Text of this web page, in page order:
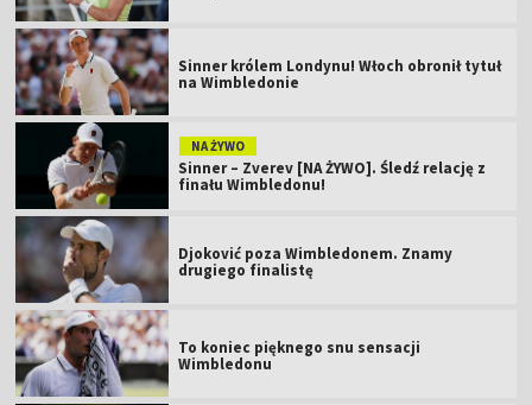
Sinner królem Londynu! Włoch obronił tytuł
na Wimbledonie
NA ŻYWO
Sinner – Zverev [NA ŻYWO]. Śledź relację z
finału Wimbledonu!
Djoković poza Wimbledonem. Znamy
drugiego finalistę
To koniec pięknego snu sensacji
Wimbledonu